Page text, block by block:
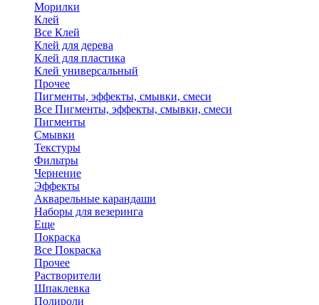
Морилки
Клей
Все Клей
Клей для дерева
Клей для пластика
Клей универсальный
Прочее
Пигменты, эффекты, смывки, смеси
Все Пигменты, эффекты, смывки, смеси
Пигменты
Смывки
Текстуры
Фильтры
Чернение
Эффекты
Акварельные карандаши
Наборы для везеринга
Еще
Покраска
Все Покраска
Прочее
Растворители
Шпаклевка
Полироли